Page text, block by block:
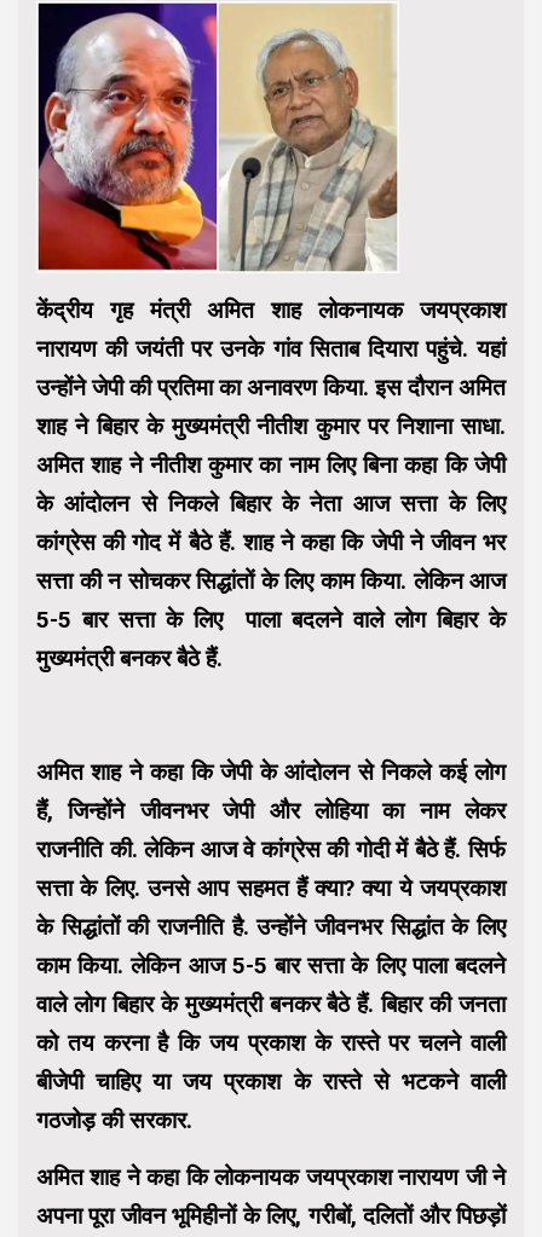
केंद्रीय गृह मंत्री अमित शाह लोकनायक जयप्रकाश
नारायण की जयंती पर उनके गांव सिताब दियारा पहुंचे. यहां
उन्होंने जेपी की प्रतिमा का अनावरण किया. इस दौरान अमित
शाह ने बिहार के मुख्यमंत्री नीतीश कुमार पर निशाना साधा.
अमित शाह ने नीतीश कुमार का नाम लिए बिना कहा कि जेपी
के आंदोलन से निकले बिहार के नेता आज सत्ता के लिए
कांग्रेस की गोद में बैठे हैं. शाह ने कहा कि जेपी ने जीवन भर
सत्ता की न सोचकर सिद्धांतों के लिए काम किया. लेकिन आज
5-5 बार सत्ता के लिए पाला बदलने वाले लोग बिहार के
मुख्यमंत्री बनकर बैठे हैं.
अमित शाह ने कहा कि जेपी के आंदोलन से निकले कई लोग
हैं, जिन्होंने जीवनभर जेपी और लोहिया का नाम लेकर
राजनीति की. लेकिन आज वे कांग्रेस की गोदी में बैठे हैं. सिर्फ
सत्ता के लिए. उनसे आप सहमत हैं क्या? क्या ये जयप्रकाश
के सिद्धांतों की राजनीति है. उन्होंने जीवनभर सिद्धांत के लिए
काम किया. लेकिन आज 5-5 बार सत्ता के लिए पाला बदलने
वाले लोग बिहार के मुख्यमंत्री बनकर बैठे हैं. बिहार की जनता
को तय करना है कि जय प्रकाश के रास्ते पर चलने वाली
बीजेपी चाहिए या जय प्रकाश के रास्ते से भटकने वाली
गठजोड़ की सरकार.
अमित शाह ने कहा कि लोकनायक जयप्रकाश नारायण जी ने
अपना पूरा जीवन भूमिहीनों के लिए, गरीबों, दलितों और पिछड़ों